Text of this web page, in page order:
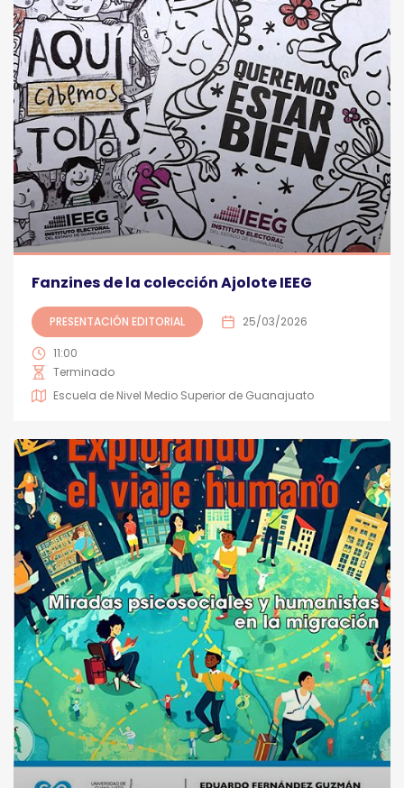
Fanzines de la colección Ajolote IEEG
PRESENTACIÓN EDITORIAL 25/03/2026
11:00
Terminado
Escuela de Nivel Medio Superior de Guanajuato